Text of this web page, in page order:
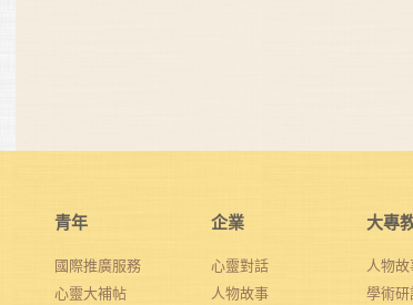
青年
國際推廣服務
心靈大補帖
企業
心靈對話
人物故事
大專
人物
學術